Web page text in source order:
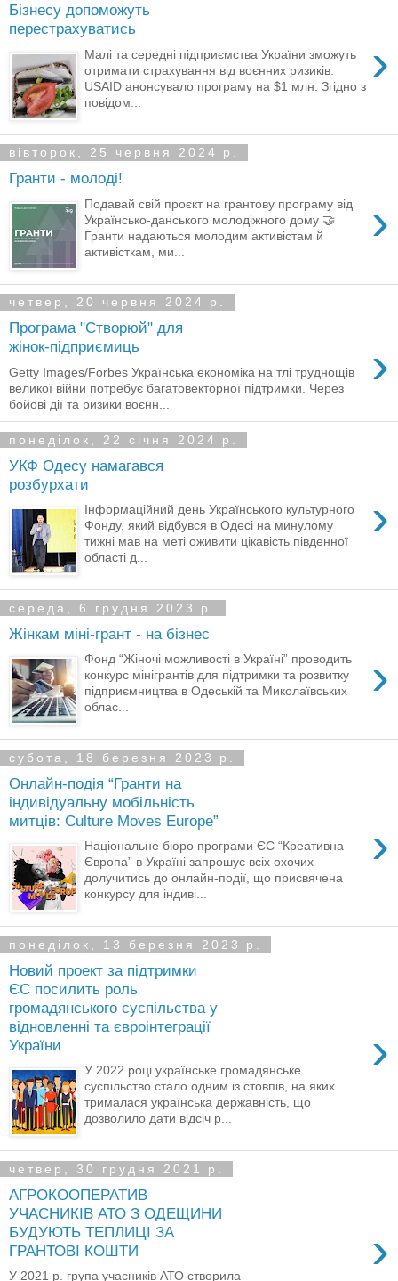
Бізнесу допоможуть
перестрахуватись
›
Малі та середні підприємства України зможуть
отримати страхування від воєнних ризиків.
USAID анонсувало програму на $1 млн. Згідно з
повідом...
вівторок, 25 червня 2024 р.
Гранти - молоді!
›
Подавай свій проєкт на грантову програму від
Українсько-данського молодіжного дому 🤝
Гранти надаються молодим активістам й
активісткам, ми...
четвер, 20 червня 2024 р.
Програма "Створюй" для
жінок-підприємиць
›
Getty Images/Forbes Українська економіка на тлі труднощів
великої війни потребує багатовекторної підтримки. Через
бойові дії та ризики воєнн...
понеділок, 22 січня 2024 р.
УКФ Одесу намагався
розбурхати
›
Інформаційний день Українського культурного
Фонду, який відбувся в Одесі на минулому
тижні мав на меті оживити цікавість південної
області д...
середа, 6 грудня 2023 р.
Жінкам міні-грант - на бізнес
›
Фонд “Жіночі можливості в Україні” проводить
конкурс мінігрантів для підтримки та розвитку
підприємництва в Одеській та Миколаївських
облас...
субота, 18 березня 2023 р.
Онлайн-подія “Гранти на
індивідуальну мобільність
митців: Culture Moves Europe”
›
Національне бюро програми ЄС “Креативна
Європа” в Україні запрошує всіх охочих
долучитись до онлайн-події, що присвячена
конкурсу для індиві...
понеділок, 13 березня 2023 р.
Новий проект за підтримки
ЄС посилить роль
громадянського суспільства у
відновленні та євроінтеграції
України
›
У 2022 році українське громадянське
суспільство стало одним із стовпів, на яких
трималася українська державність, що
дозволило дати відсіч р...
четвер, 30 грудня 2021 р.
АГРОКООПЕРАТИВ
УЧАСНИКІВ АТО З ОДЕЩИНИ
БУДУЮТЬ ТЕПЛИЦІ ЗА
ГРАНТОВІ КОШТИ
›
У 2021 р. група учасників АТО створила